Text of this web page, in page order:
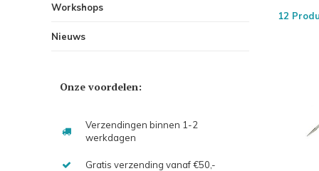
Workshops
Nieuws
Onze voordelen:
Verzendingen binnen 1-2
werkdagen
Gratis verzending vanaf €50,-
12